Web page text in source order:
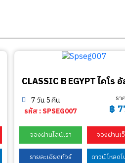
7 วัน 5 คืน
รหัส : SPSEG007
รา
฿
จองผ่านไลน์เรา จองผ่านเ
รายละเอียดทัวร์ ดาวน์โหลด